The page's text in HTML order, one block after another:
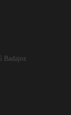
Badajoz